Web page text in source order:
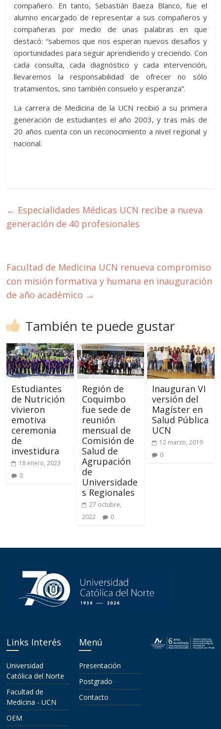
compañero. En tanto, Sebastián Baeza Blanco, fue el
alumno encargado de representar a sus compañeros y
compañeras por medio de unas palabras en que
destacó: “sabemos que nos esperan nuevos desafíos y
oportunidades para seguir aprendiendo y creciendo. Con
cada consulta, cada diagnóstico y cada intervención,
llevaremos la responsabilidad de ofrecer no sólo
tratamientos, sino también consuelo y esperanza”.
La carrera de Medicina de la UCN recibió a su primera
generación de estudiantes el año 2003, y tras más de
20 años cuenta con un reconocimiento a nivel regional y
nacional.
← Especialidades Médicas UCN recibe a nueva
generación de 40 profesionales
Facultad de Medicina UCN renueva compromiso
con misión formativa y humana en inauguración
de año académico →
También te puede gustar
Estudiantes
de Nutrición
vivieron
emotiva
ceremonia
de
investidura
18 enero, 2023
0
Región de
Coquimbo
fue sede de
reunión
mensual de
Comisión de
Salud de
Agrupación
de
Universidade
s Regionales
27 octubre,
2022
0
Inauguran VI
versión del
Magíster en
Salud Pública
UCN
12 marzo, 2019
0
Links Interés
Universidad
Católica del Norte
Facultad de
Medicina - UCN
OEM
Menú
Presentación
Postgrado
Contacto